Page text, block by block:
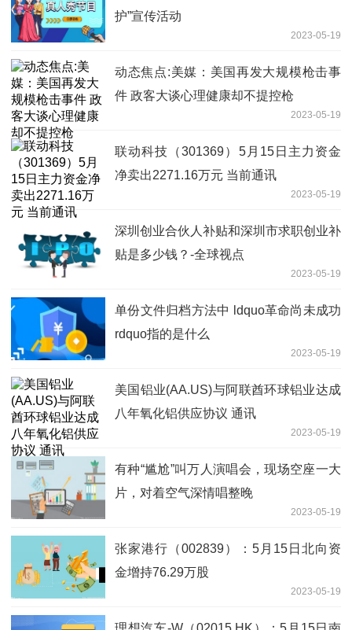
护”宣传活动
2023-05-19
动态焦点:美媒：美国再发大规模枪击事
件 政客大谈心理健康却不提控枪
2023-05-19
联动科技（301369）5月15日主力资金
净卖出2271.16万元 当前通讯
2023-05-19
深圳创业合伙人补贴和深圳市求职创业补
贴是多少钱？-全球视点
2023-05-19
单份文件归档方法中 ldquo革命尚未成功
rdquo指的是什么
2023-05-19
美国铝业(AA.US)与阿联酋环球铝业达成
八年氧化铝供应协议 通讯
2023-05-19
有种“尴尬”叫万人演唱会，现场空座一大
片，对着空气深情唱整晚
2023-05-19
张家港行（002839）：5月15日北向资
金增持76.29万股
2023-05-19